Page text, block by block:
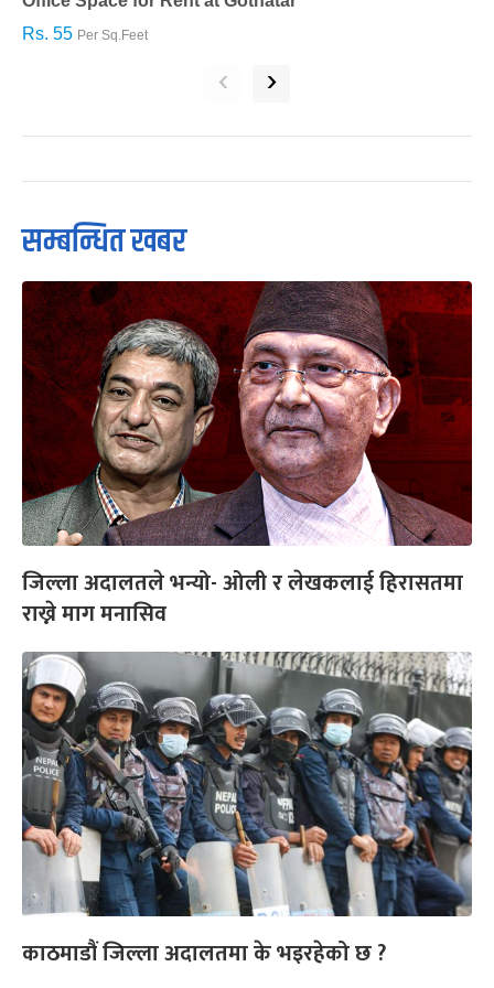
Rs. 55 Per Sq.Feet
‹ ›
सम्बन्धित खबर
जिल्ला अदालतले भन्यो- ओली र लेखकलाई हिरासतमा
राख्ने माग मनासिव
काठमाडौं जिल्ला अदालतमा के भइरहेको छ ?